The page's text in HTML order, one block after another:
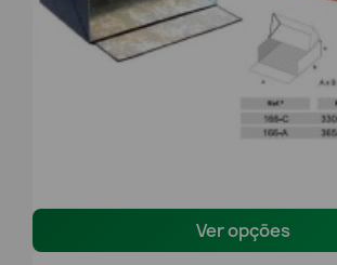
Ver opções